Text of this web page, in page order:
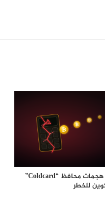
أصولهم الرقمية
موجة رابعة من هجمات محافظ “Coldcard”